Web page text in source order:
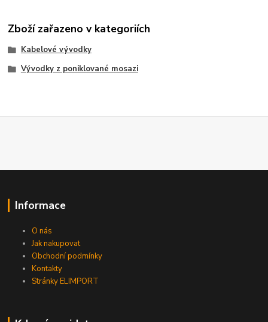
Zboží zařazeno v kategoriích
Kabelové vývodky
Vývodky z poniklované mosazi
Informace
O nás
Jak nakupovat
Obchodní podmínky
Kontakty
Stránky ELIMPORT